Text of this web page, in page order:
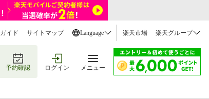
イド サイトマップ Language 楽天市場 楽天グループ
予約確認 ログイン メニュー